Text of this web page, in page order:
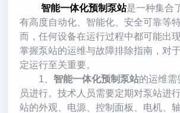
智能一体化预制泵站是一种集合
有高度自动化、智能化、安全可靠等
而，任何设备在运行过程中都可能出
掌握泵站的运维与故障排除指南，对
定运行至关重要。
1、智能一体化预制泵站的运维需
员进行。技术人员需要定期对泵站进
站的外观、电源、控制面板、电机、